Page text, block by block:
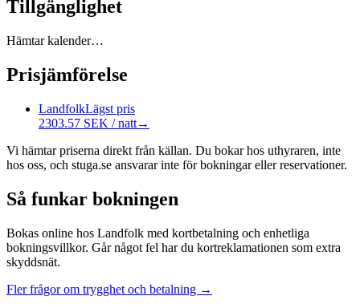
Tillgänglighet
Hämtar kalender…
Prisjämförelse
LandfolkLägst pris
2303.57 SEK / natt→
Vi hämtar priserna direkt från källan. Du bokar hos uthyraren, inte
hos oss, och stuga.se ansvarar inte för bokningar eller reservationer.
Så funkar bokningen
Bokas online hos Landfolk med kortbetalning och enhetliga
bokningsvillkor. Går något fel har du kortreklamationen som extra
skyddsnät.
Fler frågor om trygghet och betalning →